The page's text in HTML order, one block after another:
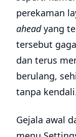
perekaman
aheadyang
tersebut
dan terus
berulang,
tanpa
Gejala awal